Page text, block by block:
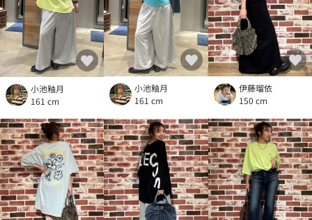
小池釉月
161 cm
小池釉月
161 cm
伊藤瑠依
150 cm